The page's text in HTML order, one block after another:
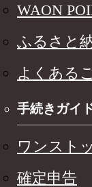
WAON
ふるさと
よくある
手続きガイ
ワンスト
確定申告